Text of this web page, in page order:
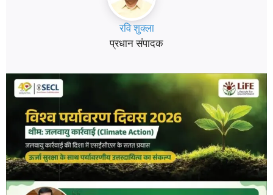
रवि शुक्ला
प्रधान संपादक